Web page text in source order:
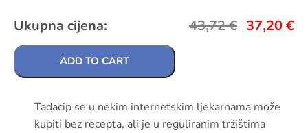
Ukupna cijena: 43,72€ 37,20€
ADD TO CART
Tadacip se u nekim internetskim ljekarnama može
kupiti bez recepta, ali je u reguliranim tržištima